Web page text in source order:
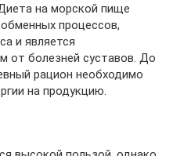
на морской пище
процессов,
и является
от болезней суставов. До
рацион необходимо
на продукцию.